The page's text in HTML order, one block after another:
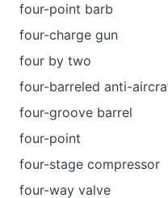
four-point barb
four-charge gun
four by two
four-barreled anti-
four-groove barrel
four-point
four-stage compressor
four-way valve